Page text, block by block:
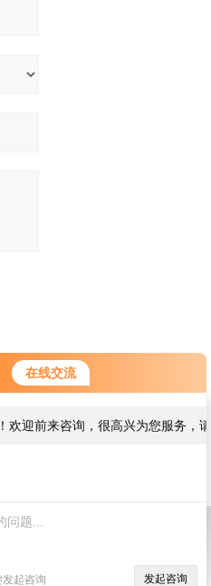
在线交流
欢迎前来咨询，很高兴为您服务，
起咨询 发起咨询